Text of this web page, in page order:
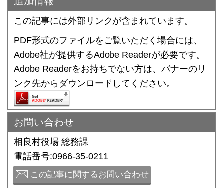
この記事には外部リンクが含まれています。
PDF形式のファイルをご覧いただく場合には、
Adobe社が提供するAdobe Readerが必要です。
Adobe Readerをお持ちでない方は、バナーのリ
ンク先からダウンロードしてください。
お問い合わせ
相良村役場 総務課
電話番号:0966-35-0211
この記事に関するお問い合わせ